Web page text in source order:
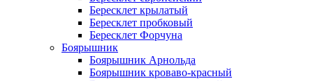
Бересклет крылатый
Бересклет пробковый
Бересклет Форчуна
Боярышник
Боярышник Арнольда
Боярышник кроваво-красный